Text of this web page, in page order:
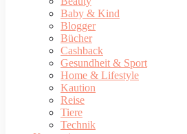
Baby & Kind
Blogger
Bücher
Cashback
Gesundheit & Sport
Home & Lifestyle
Kaution
Reise
Tiere
Technik